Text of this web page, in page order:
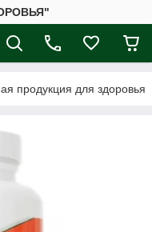
продукция для здоровья